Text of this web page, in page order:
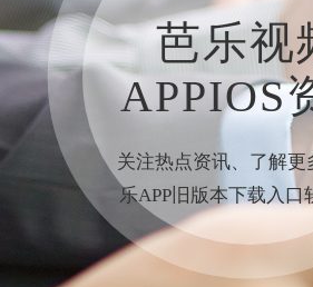
芭乐视
APPIOS
关注热点资讯、了解
乐APP旧版本下载入口